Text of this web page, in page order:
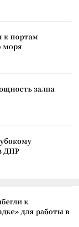
к портам
моря
залпа
ДНР
к
для работы в